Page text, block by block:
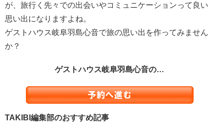
が、旅行く先々での出会いやコミュニケーションって良い
思い出になりますよね。
ゲストハウス岐阜羽島心音で旅の思い出を作ってみません
か？
ゲストハウス岐阜羽島心音の…
TAKIBI編集部のおすすめ記事